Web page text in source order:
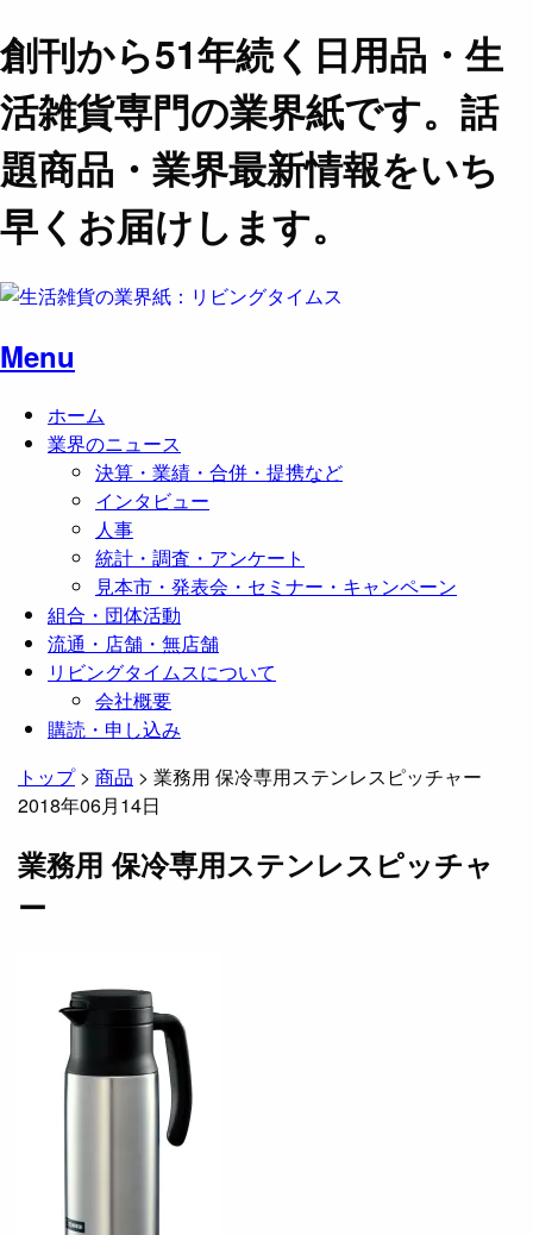
創刊から51年続く日用品・生
活雑貨専門の業界紙です。話
題商品・業界最新情報をいち
早くお届けします。
Menu
ホーム
業界のニュース
決算・業績・合併・提携など
インタビュー
人事
統計・調査・アンケート
見本市・発表会・セミナー・キャンペーン
組合・団体活動
流通・店舗・無店舗
リビングタイムスについて
会社概要
購読・申し込み
トップ> 商品 > 業務用 保冷専用ステンレスピッチャー
2018年06月14日
業務用 保冷専用ステンレスピッチャ
ー